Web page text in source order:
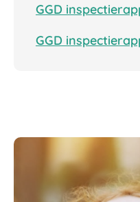
GGD
GGD